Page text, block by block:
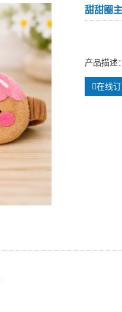
甜甜圈
产品描述：
在线